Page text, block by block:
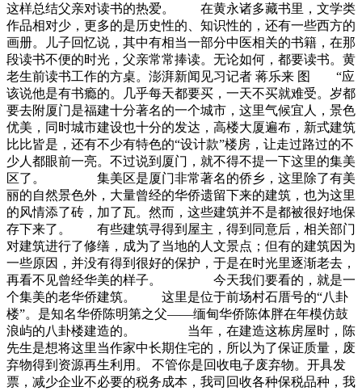
这样总结父亲对读书的热爱。 在黄永诸多藏书里，文学类
作品相对少，更多的是历史性的、知识性的，还有一些西方的
画册。儿子回忆说，其中有相当一部分中医相关的书籍，在那
段读书不便的时光，父亲常常捧读。无论如何，都要读书。黄
老生前读书工作的方桌。澎湃新闻见习记者 蒋乐来 图 “应
该说他是有书瘾的。几乎每天都要买，一天不买就难受。岁都
要去附厦门是福建十分著名的一个城市，这里气候宜人，景色
优美，同时城市建设也十分的发达，高楼大厦遍布，新式建筑
比比皆是，还有不少有特色的“设计款”楼房，让走过路过的不
少人都眼前一亮。不过说到厦门，就不得不提一下这里的集美
区了。 集美区是厦门非常著名的侨乡，这里除了有美
丽的自然景色外，大量曾经的华侨遗留下来的建筑，也为这里
的风情添了砖，加了瓦。然而，这些建筑并不是都被很好地保
存下来了。 有些建筑寻得到屋主，得到同意后，相关部门
对建筑进行了修缮，成为了当地的人文景点；但有的建筑因为
一些原因，并没有得到很好的保护，于是在时光里逐渐老去，
再看不见曾经华美的样子。 今天我们要看的，就是一
个集美的老华侨建筑。 这里是位于前场村石厝号的“八卦
楼”。是知名华侨陈明第之父——缅甸华侨陈体胖在年模仿鼓
浪屿的八卦楼建造的。 当年，在建造这栋房屋时，陈
先生是想将这里当作家中长期住宅的，所以为了保证质量，废
弃物得到资源再生利用。 不管你是回收电子废弃物。开具发
票，减少企业不必要的税务成本，我司回收各种保税品种，我